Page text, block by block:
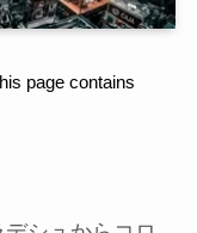
page contains